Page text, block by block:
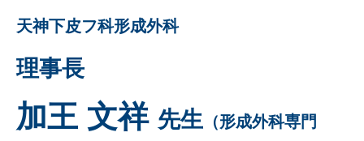
天神下皮フ科形成外科
理事長
加王 文祥 先生 （形成外科専門